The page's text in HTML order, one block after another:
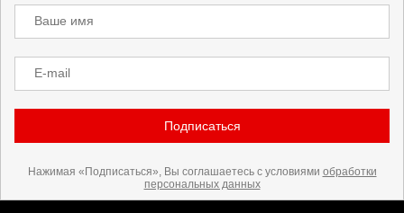
Ваше имя
E-mail
Подписаться
Нажимая «Подписаться», Вы соглашаетесь с условиями обработки
персональных данных